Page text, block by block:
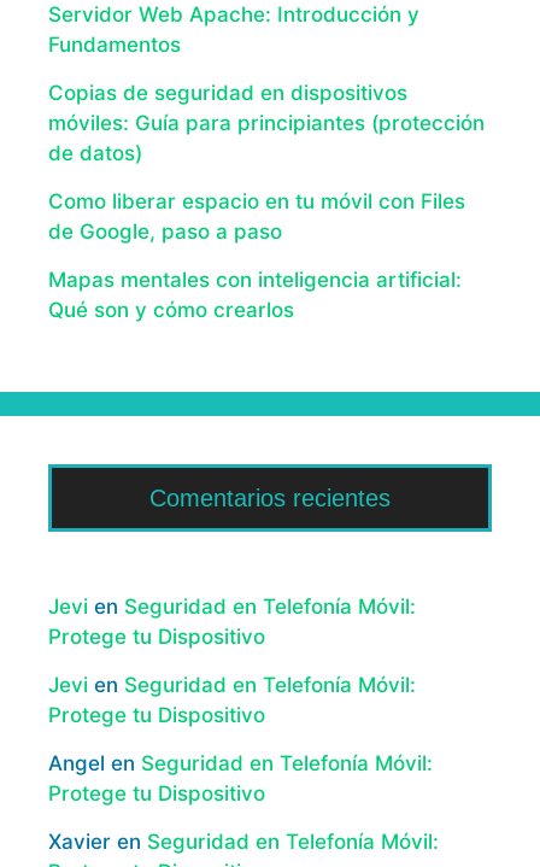
Servidor Web Apache: Introducción y
Fundamentos
Copias de seguridad en dispositivos
móviles: Guía para principiantes (protección
de datos)
Como liberar espacio en tu móvil con Files
de Google, paso a paso
Mapas mentales con inteligencia artificial:
Qué son y cómo crearlos
Comentarios recientes
Jevi en Seguridad en Telefonía Móvil:
Protege tu Dispositivo
Jevi en Seguridad en Telefonía Móvil:
Protege tu Dispositivo
Angel en Seguridad en Telefonía Móvil:
Protege tu Dispositivo
Xavier en Seguridad en Telefonía Móvil: